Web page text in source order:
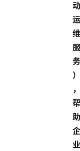
动
运
维
服
务
）
，
帮
助
企
业